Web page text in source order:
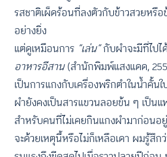
รสชาติเผ็ดร้อนที่ลงตัวกับข้าวสวยหรือ
อย่างยิ่ง
แต่ดูเหมือนการ “เล่น”กับผำจะมีที่ไปไ
อาหารอีสาน(สำนักพิมพ์แสงแดด,
เป็นการแกงกับเครื่องพริกตำในน้ำคั้น
ผำยังคงเป็นสารแขวนลอยข้น ๆ เป็น
สำหรับคนที่ไม่เคยกินแกงผำมาก่อนอ
จะด้วยเหตุนี้หรือไม่ก็เหลือเดา ผมรู้สึ